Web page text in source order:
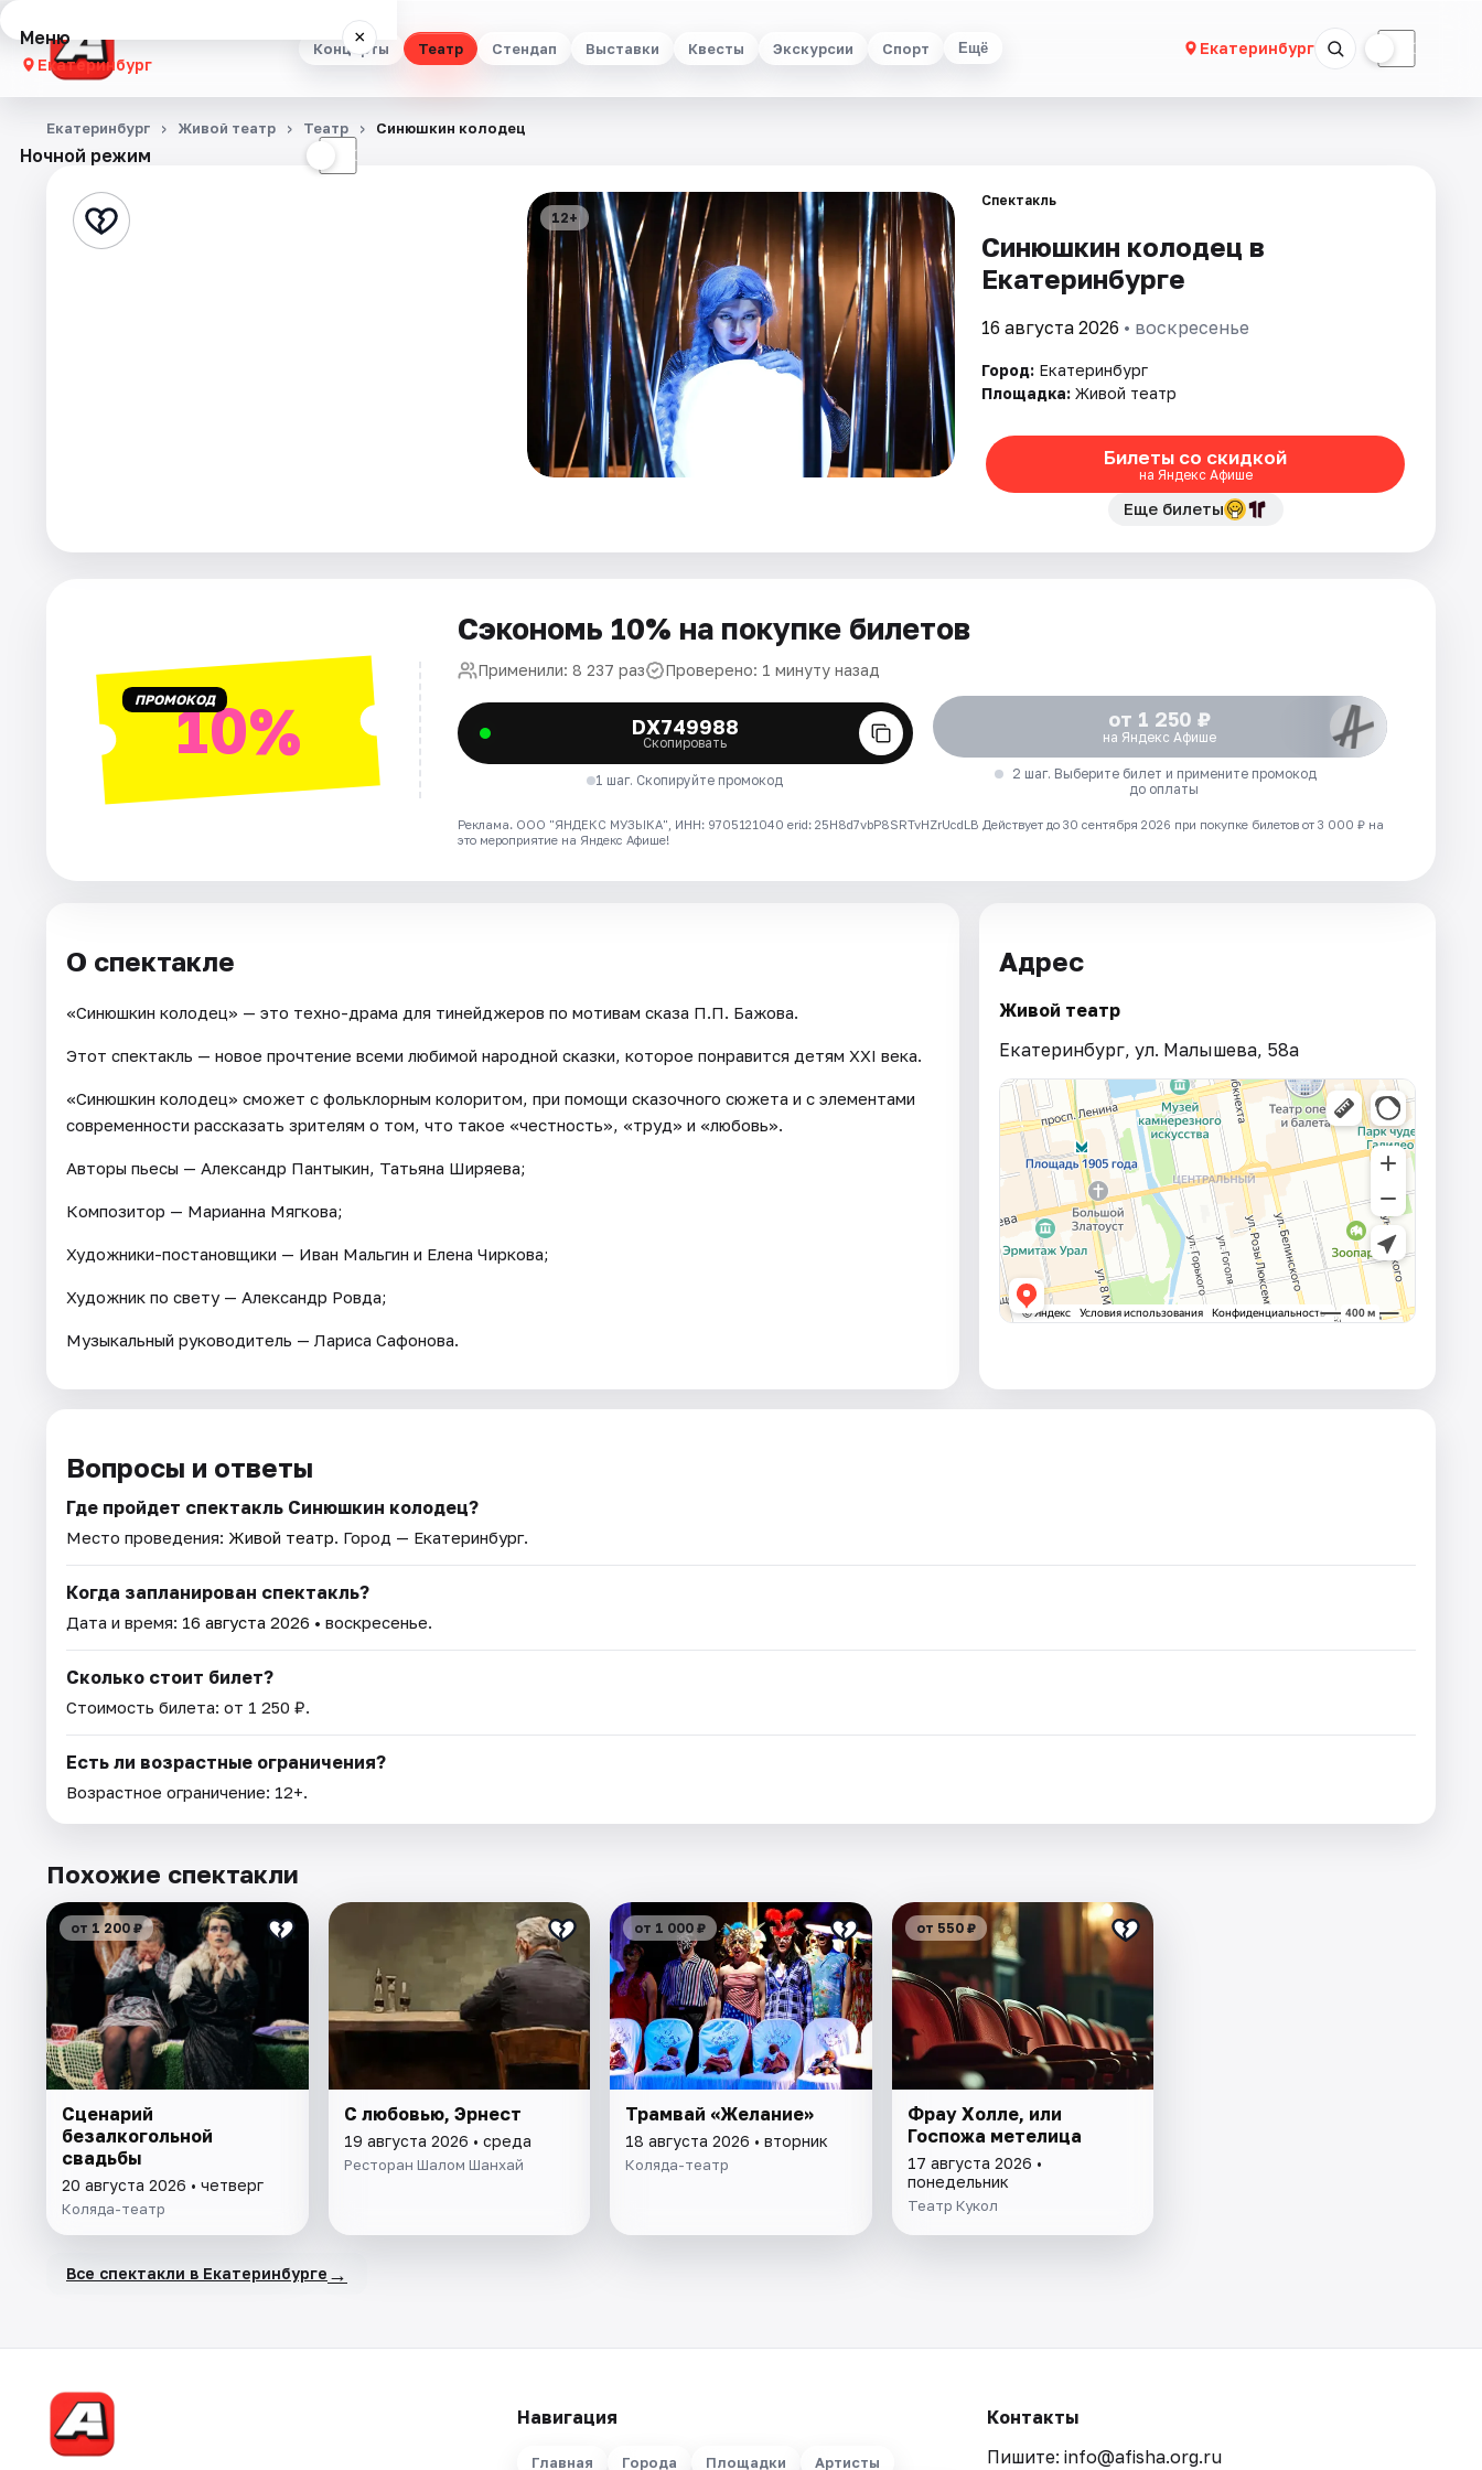
Концерты Театр Стендап Выставки Квесты Экскурсии Спорт Ещё Екатеринбург ☾
Меню ×
Екатеринбург
Концерты
Стендап
Города
Рейтинги
Ночной режим ☾
Екатеринбург Живой театр Театр Синюшкин колодец
12+
Спектакль
Синюшкин колодец в
Екатеринбурге
16 августа 2026 • воскресенье
Город: Екатеринбург
Площадка: Живой театр
Билеты со скидкой
на Яндекс Афише
Еще билеты
ПРОМОКОД10%
Сэкономь 10% на покупке билетов
Применили: 8 237 раз Проверено: 1 минуту назад
DX749988
Скопировать
1 шаг. Скопируйте промокод
от 1 250 ₽
на Яндекс Афише
2 шаг. Выберите билет и примените промокод
до оплаты
Реклама. ООО "ЯНДЕКС МУЗЫКА", ИНН: 9705121040 erid: 25H8d7vbP8SRTvHZrUcdLB Действует до 30 сентября 2026 при покупке билетов от 3 000 ₽ на
это мероприятие на Яндекс Афише!
О спектакле
«Синюшкин колодец» — это техно-драма для тинейджеров по мотивам сказа П.П. Бажова.
Этот спектакль — новое прочтение всеми любимой народной сказки, которое понравится детям XXI века.
«Синюшкин колодец» сможет с фольклорным колоритом, при помощи сказочного сюжета и с элементами
современности рассказать зрителям о том, что такое «честность», «труд» и «любовь».
Авторы пьесы — Александр Пантыкин, Татьяна Ширяева;
Композитор — Марианна Мягкова;
Художники-постановщики — Иван Мальгин и Елена Чиркова;
Художник по свету — Александр Ровда;
Музыкальный руководитель — Лариса Сафонова.
Адрес
Живой театр
Екатеринбург, ул. Малышева, 58а
Вопросы и ответы
Где пройдет спектакль Синюшкин колодец?
Место проведения: Живой театр. Город — Екатеринбург.
Когда запланирован спектакль?
Дата и время: 16 августа 2026 • воскресенье.
Сколько стоит билет?
Стоимость билета: от 1 250 ₽.
Есть ли возрастные ограничения?
Возрастное ограничение: 12+.
Похожие спектакли
от 1 200 ₽
Сценарий
безалкогольной
свадьбы
20 августа 2026 • четверг
Коляда-театр
С любовью, Эрнест
19 августа 2026 • среда
Ресторан Шалом Шанхай
от 1 000 ₽
Трамвай «Желание»
18 августа 2026 • вторник
Коляда-театр
от 550 ₽
Фрау Холле, или
Госпожа метелица
17 августа 2026 •
понедельник
Театр Кукол
Все спектакли в Екатеринбурге →
Навигация
Главная Города Площадки Артисты
Контакты
Пишите: info@afisha.org.ru